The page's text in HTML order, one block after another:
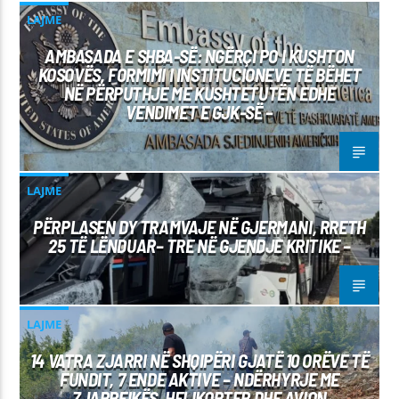
LAJME
AMBASADA E SHBA-SË: NGËRÇI PO I KUSHTON
KOSOVËS, FORMIMI I INSTITUCIONEVE TË BËHET
NË PËRPUTHJE ME KUSHTETUTËN EDHE
VENDIMET E GJK-SË –
LAJME
PËRPLASEN DY TRAMVAJE NË GJERMANI, RRETH
25 TË LËNDUAR– TRE NË GJENDJE KRITIKE –
LAJME
14 VATRA ZJARRI NË SHQIPËRI GJATË 10 ORËVE TË
FUNDIT, 7 ENDE AKTIVE – NDËRHYRJE ME